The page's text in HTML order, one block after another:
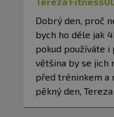
Dobrý den, proč
bych ho déle jak
pokud používáte
většina by se jich
před tréninkem a
pěkný den, Tereza